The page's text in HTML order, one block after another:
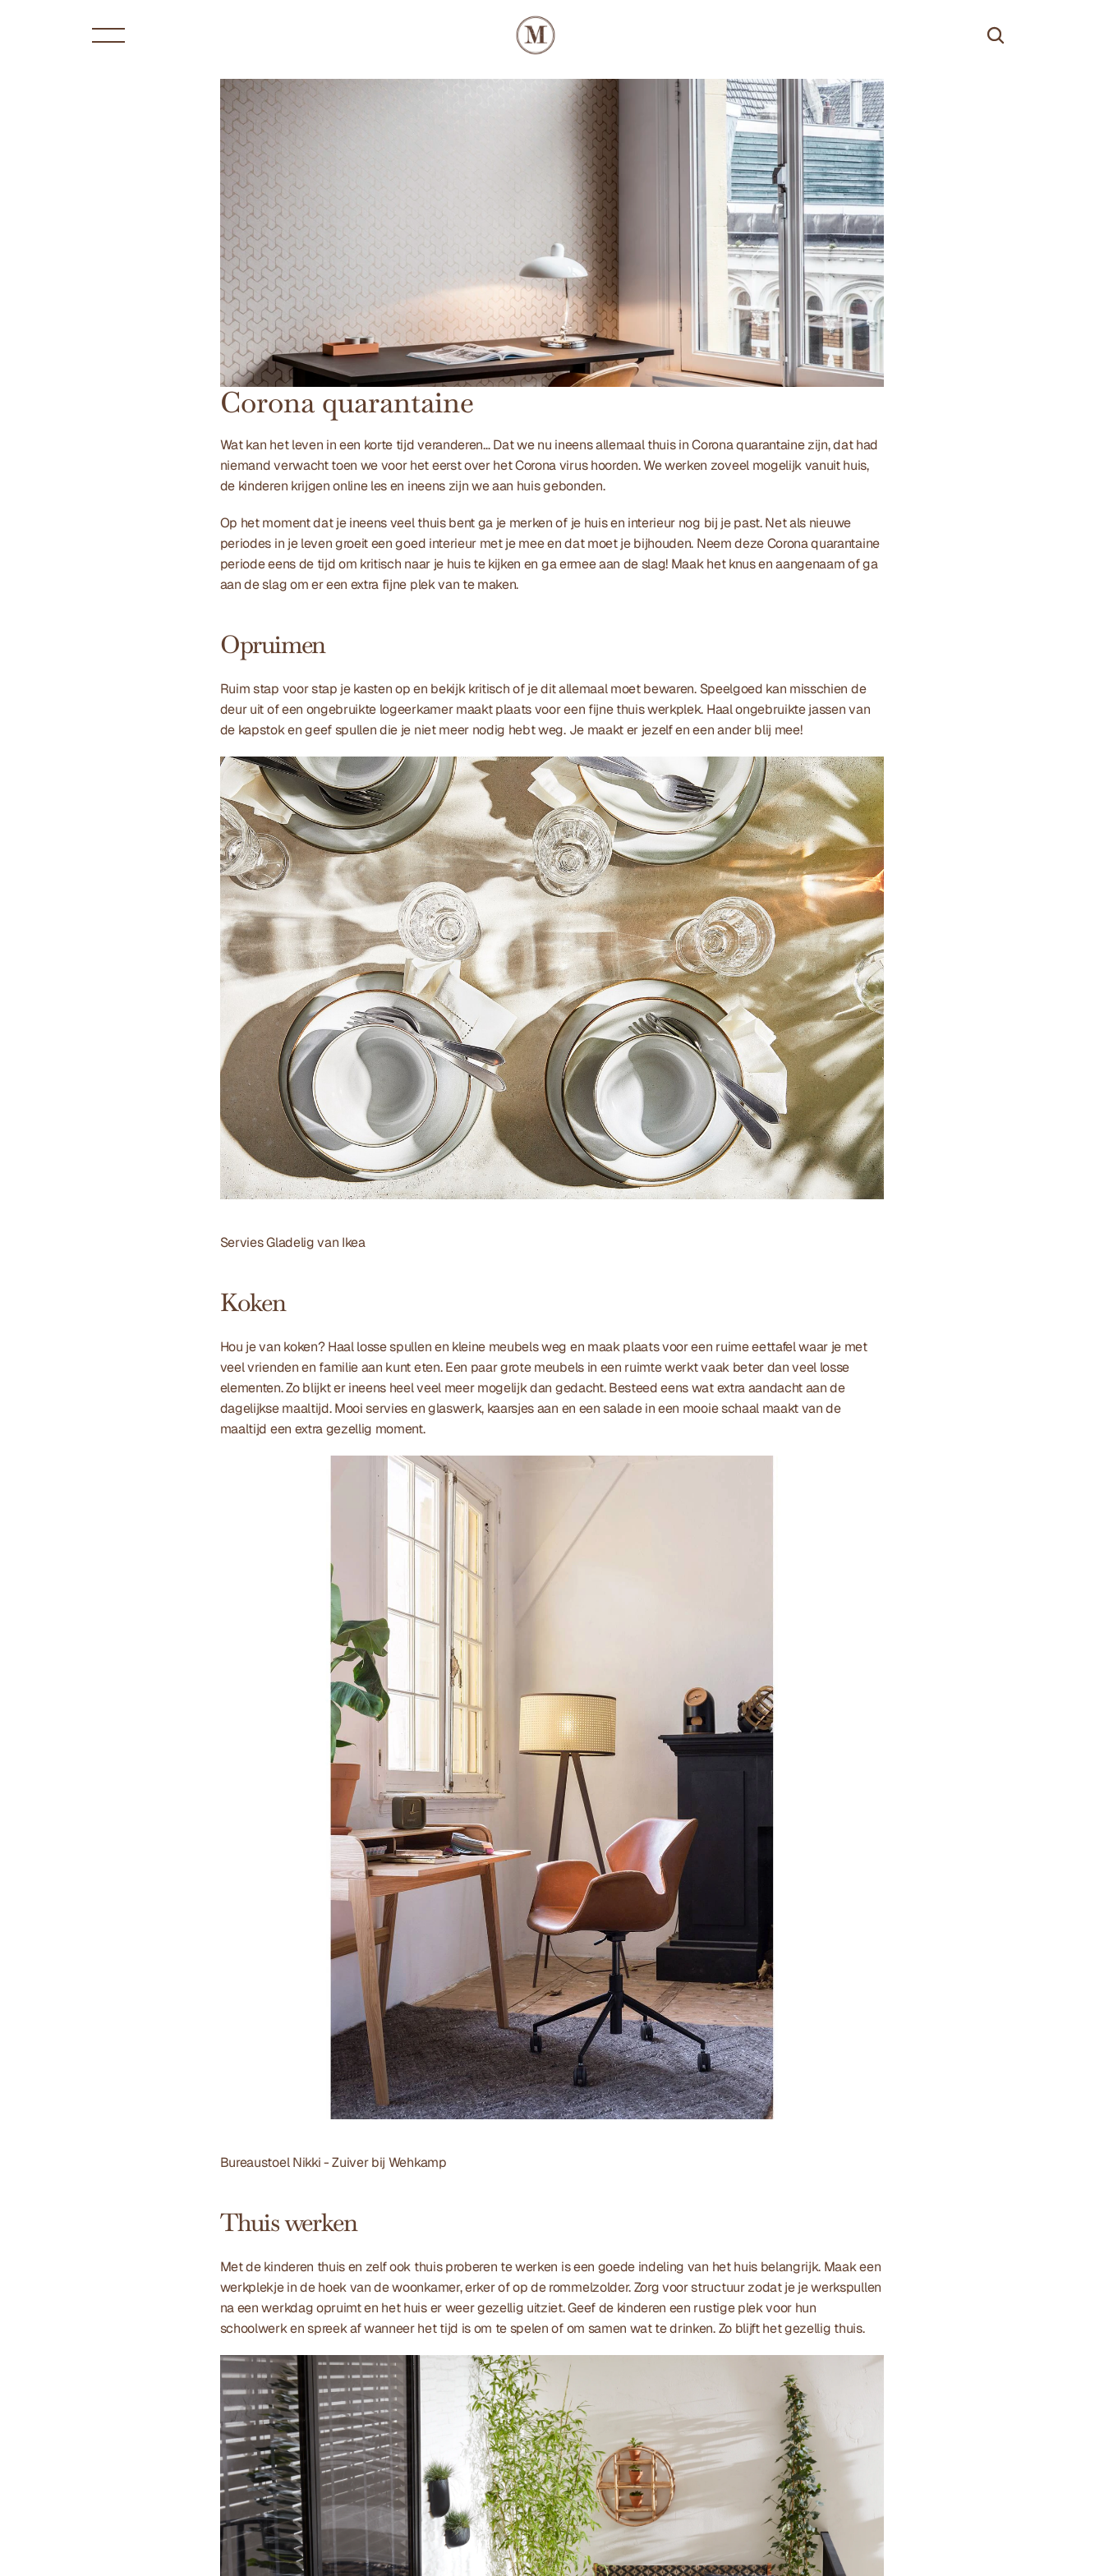
Corona quarantaine
Wat kan het leven in een korte tijd veranderen… Dat we nu ineens allemaal thuis in Corona quarantaine zijn, dat had
niemand verwacht toen we voor het eerst over het Corona virus hoorden. We werken zoveel mogelijk vanuit huis,
de kinderen krijgen online les en ineens zijn we aan huis gebonden.
Op het moment dat je ineens veel thuis bent ga je merken of je huis en interieur nog bij je past. Net als nieuwe
periodes in je leven groeit een goed interieur met je mee en dat moet je bijhouden. Neem deze Corona quarantaine
periode eens de tijd om kritisch naar je huis te kijken en ga ermee aan de slag! Maak het knus en aangenaam of ga
aan de slag om er een extra fijne plek van te maken.
Opruimen
Ruim stap voor stap je kasten op en bekijk kritisch of je dit allemaal moet bewaren. Speelgoed kan misschien de
deur uit of een ongebruikte logeerkamer maakt plaats voor een fijne thuis werkplek. Haal ongebruikte jassen van
de kapstok en geef spullen die je niet meer nodig hebt weg. Je maakt er jezelf en een ander blij mee!
Servies Gladelig van Ikea
Koken
Hou je van koken? Haal losse spullen en kleine meubels weg en maak plaats voor een ruime eettafel waar je met
veel vrienden en familie aan kunt eten. Een paar grote meubels in een ruimte werkt vaak beter dan veel losse
elementen. Zo blijkt er ineens heel veel meer mogelijk dan gedacht. Besteed eens wat extra aandacht aan de
dagelijkse maaltijd. Mooi servies en glaswerk, kaarsjes aan en een salade in een mooie schaal maakt van de
maaltijd een extra gezellig moment.
Bureaustoel Nikki - Zuiver bij Wehkamp
Thuis werken
Met de kinderen thuis en zelf ook thuis proberen te werken is een goede indeling van het huis belangrijk. Maak een
werkplekje in de hoek van de woonkamer, erker of op de rommelzolder. Zorg voor structuur zodat je je werkspullen
na een werkdag opruimt en het huis er weer gezellig uitziet. Geef de kinderen een rustige plek voor hun
schoolwerk en spreek af wanneer het tijd is om te spelen of om samen wat te drinken. Zo blijft het gezellig thuis.